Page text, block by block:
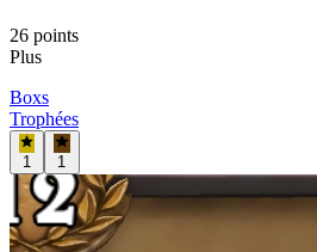
26 points
Plus
Boxs
Trophées
1 1